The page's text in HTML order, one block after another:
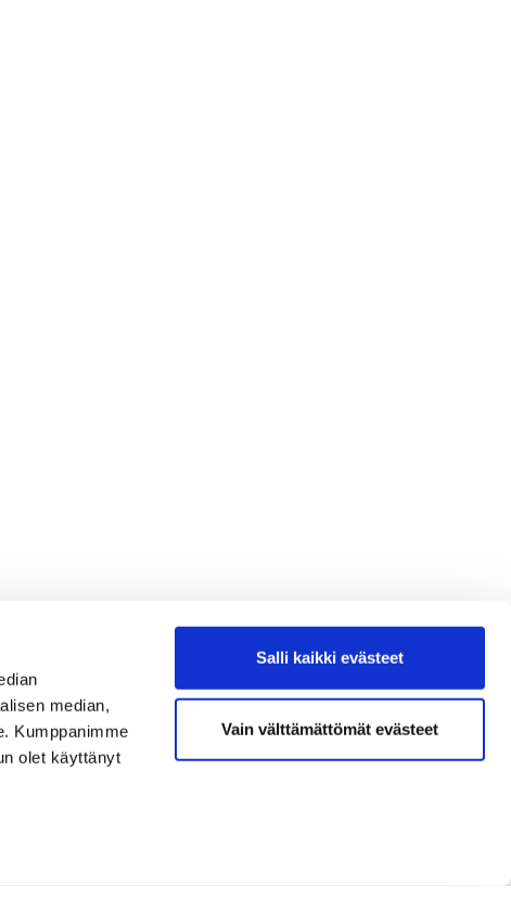
median,
Kumppanimme
olet käyttänyt
Salli kaikki evästeet
Vain välttämättömät evästeet